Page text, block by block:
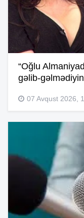
“Oğlu
gəlib-
07 Avqust 2026,